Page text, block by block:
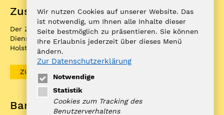
Zuständigkeitenfinder
Der ZuFiSH ist ein Informations­portal rund um
Dienstleistungen, die die öffentliche Hand in Schleswig-
Holstein Ihnen als BürgerIn anbietet.
ZUFISH
Bankverbindung
Wir nutzen Cookies auf unserer Website. Das
ist notwendig, um Ihnen alle Inhalte dieser
Seite bestmöglich zu präsentieren. Sie können
Ihre Erlaubnis jederzeit über dieses Menü
ändern.
Zur Datenschutzerklärung
Notwendige
Statistik
Cookies zum Tracking des
Benutzerverhaltens